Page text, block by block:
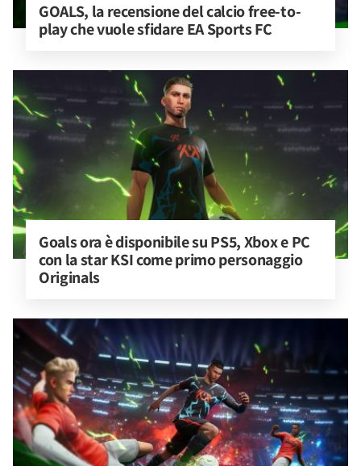
GOALS, la recensione del calcio free-to-
play che vuole sfidare EA Sports FC
Goals ora è disponibile su PS5, Xbox e PC
con la star KSI come primo personaggio
Originals